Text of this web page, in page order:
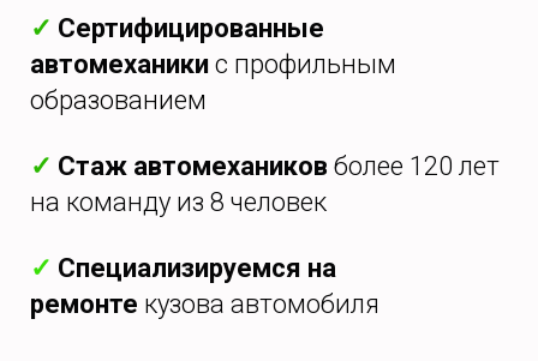
✓ Сертифицированные
автомеханики с профильным
образованием
✓ Стаж автомехаников более 120 лет
на команду из 8 человек
✓ Специализируемся на
ремонте кузова автомобиля